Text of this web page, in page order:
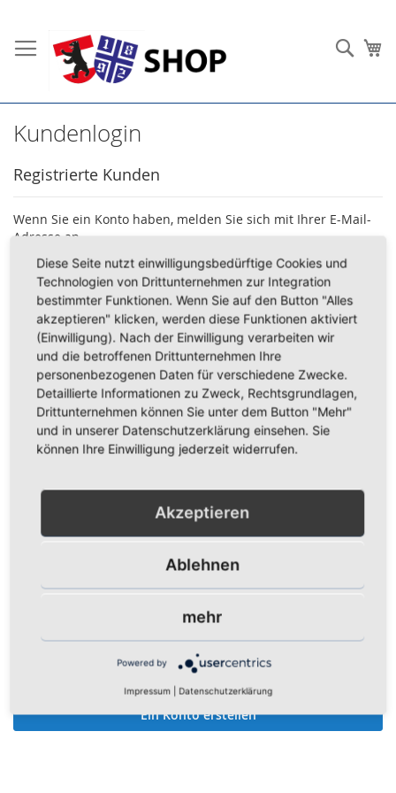
zum
Inhalt
Kundenlogin
Registrierte Kunden
Wenn Sie ein Konto haben, melden Sie sich mit Ihrer E-Mail-
Adresse an.
E-Mail
Passwort
Show Password
Anmelden
Passwort vergessen?
Neue Kunden
gehen, mehr als eine Adresse speichern, Bestellungen
verfolgen und mehr.
Ein Konto erstellen
Diese Seite nutzt einwilligungsbedürftige Cookies und
Technologien von Drittunternehmen zur Integration
bestimmter Funktionen. Wenn Sie auf den Button "Alles
akzeptieren" klicken, werden diese Funktionen aktiviert
(Einwilligung). Nach der Einwilligung verarbeiten wir
und die betroffenen Drittunternehmen Ihre
personenbezogenen Daten für verschiedene Zwecke.
Detaillierte Informationen zu Zweck, Rechtsgrundlagen,
Drittunternehmen können Sie unter dem Button "Mehr"
und in unserer Datenschutzerklärung einsehen. Sie
können Ihre Einwilligung jederzeit widerrufen.
Akzeptieren
Ablehnen
mehr
Powered by
Impressum Datenschutzerklärung